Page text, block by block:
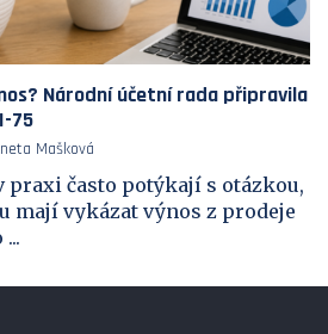
Národní účetní rada připravila
75
Mašková
praxi často potýkají s otázkou,
mají vykázat výnos z prodeje